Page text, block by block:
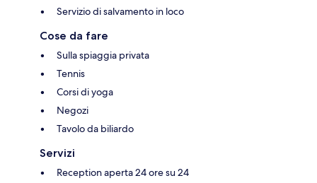
Servizio di salvamento in loco
Cose da fare
Sulla spiaggia privata
Tennis
Corsi di yoga
Negozi
Tavolo da biliardo
Servizi
Reception aperta 24 ore su 24